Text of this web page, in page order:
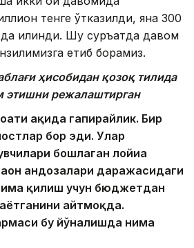
тенге ўтказилди, яна 300
қилинди. Шу суръатда давом
етиб борамиз.
ҳисобидан қозоқ тилида
этишни режалаштирган
ҳақида гапирайлик. Бир
бор эди. Улар
бошлаган лойиҳа
андозалари даражасидаги
қилиш учун бюджетдан
айтмоқда.
бу йўналишда нима